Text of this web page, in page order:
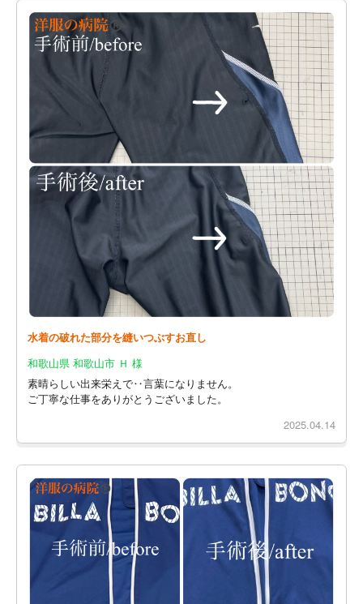
水着の破れた部分を縫いつぶすお直し
和歌山県 和歌山市 Ｈ 様
素晴らしい出来栄えで‥言葉になりません。
ご丁寧な仕事をありがとうございました。
2025.04.14